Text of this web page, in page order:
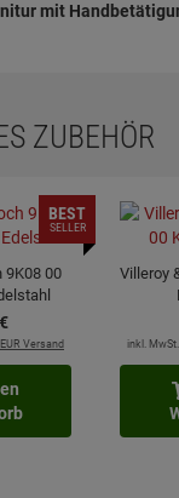
mit
ZUBEHÖR
9K08 00
€
Versand
BEST
SELLER
Villeroy
inkl. MwSt.